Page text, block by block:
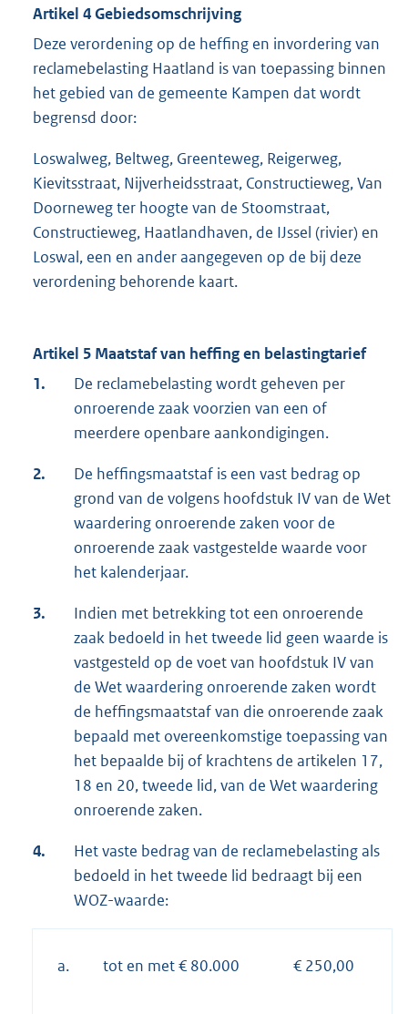
Artikel 4 Gebiedsomschrijving
Deze verordening op de heffing en invordering van
reclamebelasting Haatland is van toepassing binnen
het gebied van de gemeente Kampen dat wordt
begrensd door:
Loswalweg, Beltweg, Greenteweg, Reigerweg,
Kievitsstraat, Nijverheidsstraat, Constructieweg, Van
Doorneweg ter hoogte van de Stoomstraat,
Constructieweg, Haatlandhaven, de IJssel (rivier) en
Loswal, een en ander aangegeven op de bij deze
verordening behorende kaart.
Artikel 5 Maatstaf van heffing en belastingtarief
1.
De reclamebelasting wordt geheven per
onroerende zaak voorzien van een of
meerdere openbare aankondigingen.
2.
De heffingsmaatstaf is een vast bedrag op
grond van de volgens hoofdstuk IV van de Wet
waardering onroerende zaken voor de
onroerende zaak vastgestelde waarde voor
het kalenderjaar.
3.
Indien met betrekking tot een onroerende
zaak bedoeld in het tweede lid geen waarde is
vastgesteld op de voet van hoofdstuk IV van
de Wet waardering onroerende zaken wordt
de heffingsmaatstaf van die onroerende zaak
bepaald met overeenkomstige toepassing van
het bepaalde bij of krachtens de artikelen 17,
18 en 20, tweede lid, van de Wet waardering
onroerende zaken.
4.
Het vaste bedrag van de reclamebelasting als
bedoeld in het tweede lid bedraagt bij een
WOZ-waarde:
a. tot en met € 80.000 € 250,00